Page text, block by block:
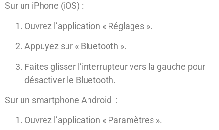
Sur un iPhone (iOS) :
Ouvrez l’application « Réglages ».
Appuyez sur « Bluetooth ».
Faites glisser l’interrupteur vers la gauche pour
désactiver le Bluetooth.
Sur un smartphone Android :
Ouvrez l’application « Paramètres ».